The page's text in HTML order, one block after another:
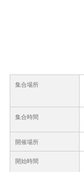
集合場所
集合時間
開催場所
開始時間